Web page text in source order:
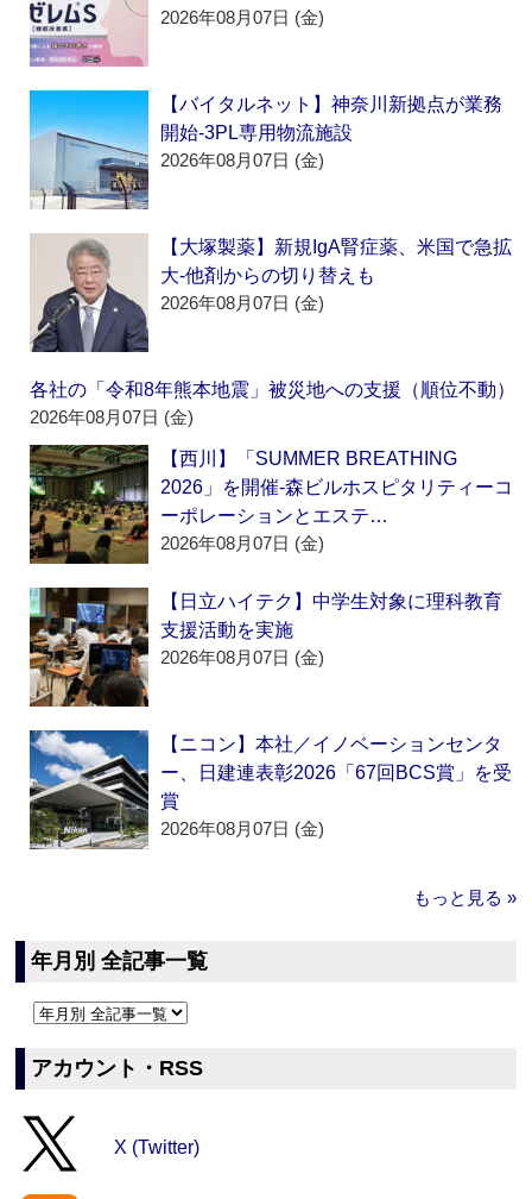
2026年08月07日 (金)
【バイタルネット】神奈川新拠点が業務
開始‐3PL専用物流施設
2026年08月07日 (金)
【大塚製薬】新規IgA腎症薬、米国で急拡
大‐他剤からの切り替えも
2026年08月07日 (金)
各社の「令和8年熊本地震」被災地への支援（順位不動）
2026年08月07日 (金)
【西川】「SUMMER BREATHING
2026」を開催‐森ビルホスピタリティーコ
ーポレーションとエステ…
2026年08月07日 (金)
【日立ハイテク】中学生対象に理科教育
支援活動を実施
2026年08月07日 (金)
【ニコン】本社／イノベーションセンタ
ー、日建連表彰2026「67回BCS賞」を受
賞
2026年08月07日 (金)
もっと見る »
年月別 全記事一覧
アカウント・RSS
X (Twitter)